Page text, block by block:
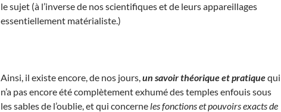
le sujet (à l’inverse de nos scientifiques et de leurs appareillages
essentiellement matérialiste.)
Ainsi, il existe encore, de nos jours,un savoir théorique et pratiquequi
n’a pas encore été complètement exhumé des temples enfouis sous
les sables de l’oublie, et qui concerne les fonctions et pouvoirs exacts de